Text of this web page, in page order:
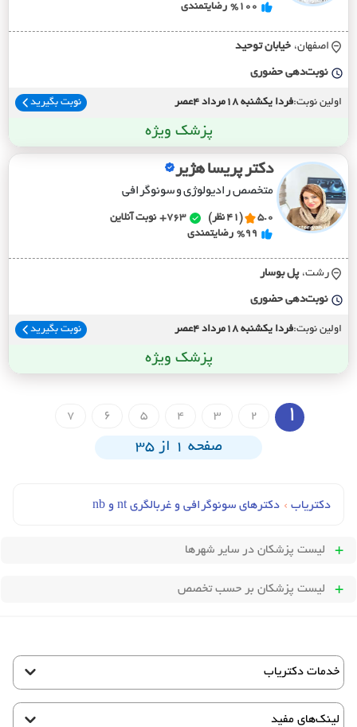
%100 رضایتمندی
اصفهان، خيابان توحيد
نوبت‌دهی حضوری
اولین نوبت:فردا یکشنبه 18مرداد 4عصر نوبت بگیرید
پزشک ویژه
دکتر پریسا هژیر
متخصص رادیولوژی و سونوگرافی
5.0 (41 نظر) 763+
نوبت آنلاین
%99 رضایتمندی
رشت، پل بوسار
نوبت‌دهی حضوری
اولین نوبت:فردا یکشنبه 18مرداد 4عصر نوبت بگیرید
پزشک ویژه
1
2
3
4
5
6
7
صفحه 1 از 35
دکتریاب › دکترهای سونوگرافی و غربالگری nt و nb
لیست پزشکان در سایر شهرها
لیست پزشکان بر حسب تخصص
خدمات دکتریاب
لینک‌های مفید